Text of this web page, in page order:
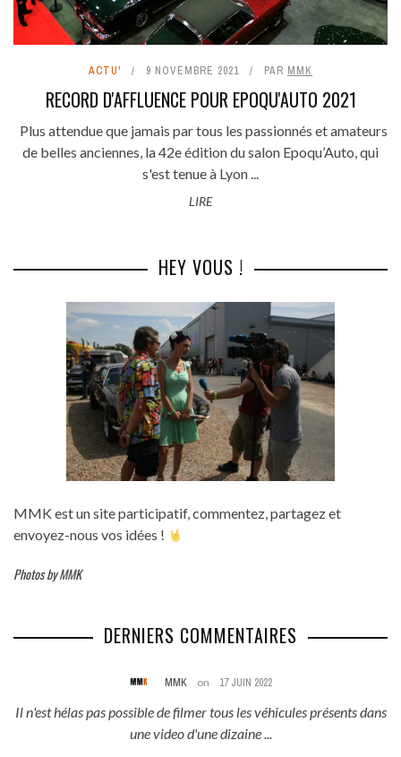
ACTU' 9 NOVEMBRE 2021 PAR MMK
RECORD D'AFFLUENCE POUR EPOQU'AUTO 2021
Plus attendue que jamais par tous les passionnés et amateurs
de belles anciennes, la 42e édition du salon Epoqu’Auto, qui
s'est tenue à Lyon ...
LIRE
HEY VOUS !
MMK est un site participatif, commentez, partagez et
envoyez-nous vos idées !
Photos by MMK
DERNIERS COMMENTAIRES
MMK on 17 JUIN 2022
Il n'est hélas pas possible de filmer tous les véhicules présents dans
une video d'une dizaine ...